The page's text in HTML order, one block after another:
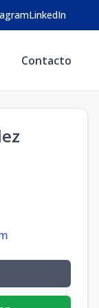
LinkedIn
Contacto